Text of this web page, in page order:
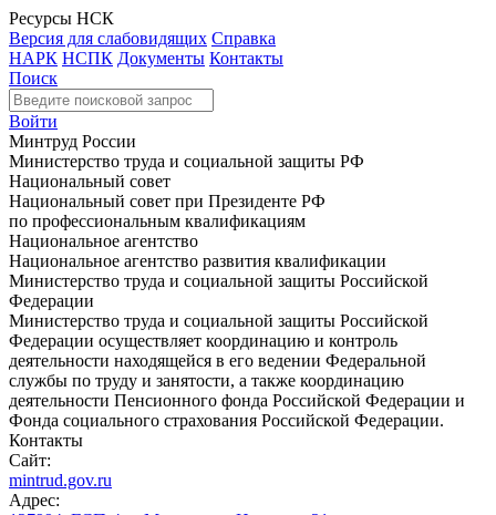
Ресурсы НСК
Версия для слабовидящих Справка
НАРК НСПК Документы Контакты
Поиск
Войти
Минтруд России
Министерство труда и социальной защиты РФ
Национальный совет
Национальный совет при Президенте РФ
по профессиональным квалификациям
Национальное агентство
Национальное агентство развития квалификации
Министерство труда и социальной защиты Российской
Федерации
Министерство труда и социальной защиты Российской
Федерации осуществляет координацию и контроль
деятельности находящейся в его ведении Федеральной
службы по труду и занятости, а также координацию
деятельности Пенсионного фонда Российской Федерации и
Фонда социального страхования Российской Федерации.
Контакты
Сайт:
mintrud.gov.ru
Адрес: